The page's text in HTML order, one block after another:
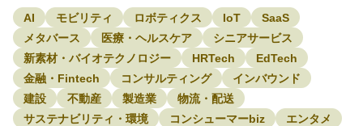
AI モビリティ ロボティクス IoT
SaaS
メタバース
医療・ヘルスケア
シニアサービス
新素材・バイオテクノロジー
HRTech
EdTech
金融・Fintech
コンサルティング
インバウンド
建設
不動産 製造業
物流・配送
サステナビリティ・環境
コンシューマーbiz
エンタメ